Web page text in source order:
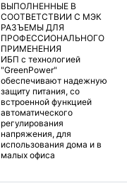
ВЫПОЛНЕННЫЕ В
СООТВЕТСТВИИ С МЭК
РАЗЪЕМЫ ДЛЯ
ПРОФЕССИОНАЛЬНОГО
ПРИМЕНЕНИЯ
ИБП с технологией
"GreenPower"
обеспечивают надежную
защиту питания, со
встроенной функцией
автоматического
регулирования
напряжения, для
использования дома и в
малых офиса